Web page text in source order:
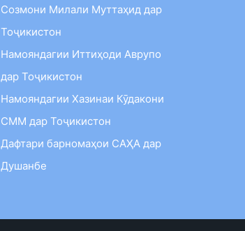
Созмони Милали Муттаҳид дар
Тоҷикистон
Намояндагии Иттиҳоди Аврупо
дар Тоҷикистон
Намояндагии Хазинаи Кӯдакони
СММ дар Тоҷикистон
Дафтари барномаҳои САҲА дар
Душанбе